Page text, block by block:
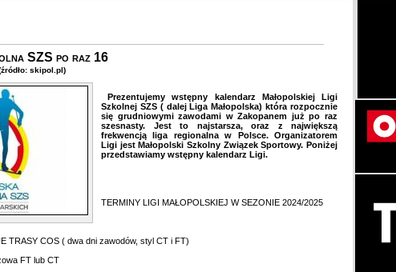
SZS po raz 16
skipol.pl)
Prezentujemy wstępny kalendarz Małopolskiej Ligi
Szkolnej SZS ( dalej Liga Małopolska) która rozpocznie
się grudniowymi zawodami w Zakopanem już po raz
szesnasty. Jest to najstarsza, oraz z największą
frekwencją liga regionalna w Polsce. Organizatorem
Ligi jest Małopolski Szkolny Związek Sportowy. Poniżej
przedstawiamy wstępny kalendarz Ligi.
TERMINY LIGI MAŁOPOLSKIEJ W SEZONIE 2024/2025
TRASY COS ( dwa dni zawodów, styl CT i FT)
FT lub CT